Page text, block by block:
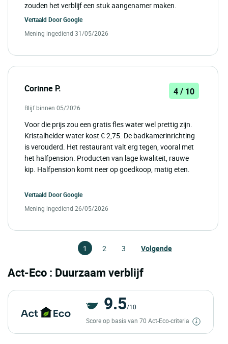
zouden het verblijf een stuk aangenamer maken.
Vertaald DoorGoogle
Mening ingediend 31/05/2026
Corinne P. 4 / 10
Blijf binnen 05/2026
Voor die prijs zou een gratis fles water wel prettig zijn.
Kristalhelder water kost € 2,75. De badkamerinrichting
is verouderd. Het restaurant valt erg tegen, vooral met
het halfpension. Producten van lage kwaliteit, rauwe
kip. Halfpension komt neer op goedkoop, matig eten.
Vertaald DoorGoogle
Mening ingediend 26/05/2026
1 2 3 Volgende
Act-Eco : Duurzaam verblijf
9.5/10
Score op basis van 70 Act-Eco-criteria